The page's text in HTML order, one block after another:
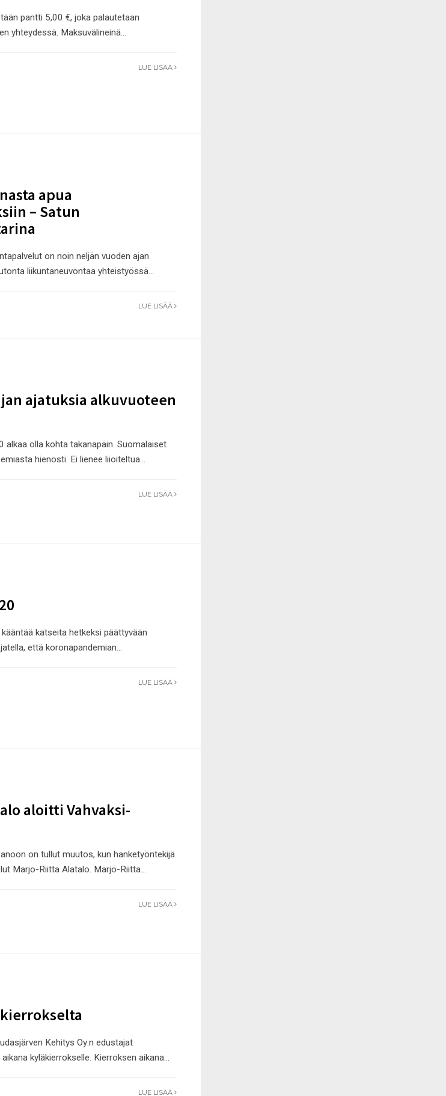
pantti 5,00 €, joka palautetaan
yhteydessä. Maksuvälineinä...
LUE LISÄÄ
apua
– Satun
on noin neljän vuoden ajan
liikuntaneuvontaa yhteistyössä...
LUE LISÄÄ
ajatuksia alkuvuoteen
alkaa olla kohta takanapäin. Suomalaiset
hienosti. Ei lienee liioiteltua...
LUE LISÄÄ
katseita hetkeksi päättyvään
että koronapandemian...
LUE LISÄÄ
aloitti Vahvaksi-
on tullut muutos, kun hanketyöntekijä
Marjo-Riitta Alatalo. Marjo-Riitta...
LUE LISÄÄ
Kehitys Oy:n edustajat
kyläkierrokselle. Kierroksen aikana...
LUE LISÄÄ